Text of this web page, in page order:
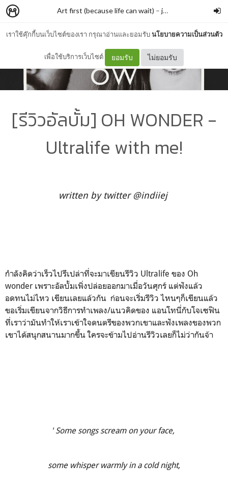
เราใช้คุ๊กกี้บนเว็บไซต์ของเรา กรุณาอ่านและยอมรับนโยบายความเป็นส่วนตัว
เพื่อใช้บริการเว็บไซต์ ยอมรับ ไม่ยอมรับ
Art first (because life can wait) – jchang
[รีวิวอัลบั้ม] OH WONDER -
Ultralife with me!
written by twitter @indiiej
กำลังคิดว่าเร็วไปรึเปล่าที่จะมาเขียนรีวิว Ultralife ของ Oh
wonder เพราะอัลบั้มเพิ่งปล่อยออกมาเมื่อวันศุกร์ แต่ฟังแล้ว
อดทนไม่ไหว เขียนเลยแล้วกัน ก่อนจะเริ่มรีวิว ไหนๆก็เขียนแล้ว
ขอเริ่มเขียนจากวิธีการทำเพลง/แนวคิดของ แอนโทนี่กับโจเซฟิน
ที่เราว่ามันทำให้เราเข้าใจดนตรีของพวกเขาและฟังเพลงของพวก
เขาได้สนุกสนานมากขึ้น ใครจะข้ามไปอ่านรีวิวเลยก็ไม่ว่ากันจ้า
' Some songs scream on your face,
some whisper warmly in a cold night,